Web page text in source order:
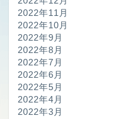
2022年11月
2022年10月
2022年9月
2022年8月
2022年7月
2022年6月
2022年5月
2022年4月
2022年3月